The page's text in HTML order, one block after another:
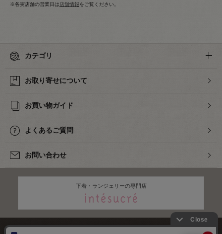
※各実店舗の営業日は店舗情報をご覧ください。
カテゴリ
お取り寄せについて
お買い物ガイド
よくあるご質問
お問い合わせ
下着・ランジェリーの専門店